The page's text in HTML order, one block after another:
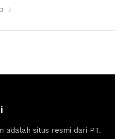
adalah situs resmi dari PT.